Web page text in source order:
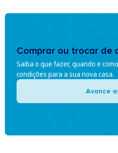
Comprar ou trocar de
Saiba o que fazer, quando e
condições para a sua nova casa.
Avance